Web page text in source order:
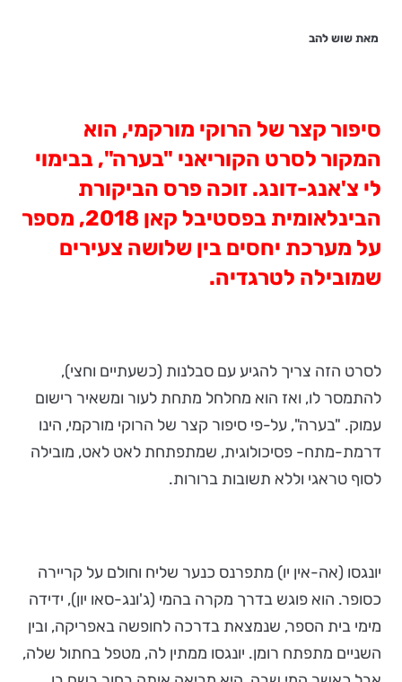
מאת שוש להב
סיפור קצר של הרוקי מורקמי, הוא
המקור לסרט הקוריאני "בערה", בבימוי
לי צ'אנג-דונג. זוכה פרס הביקורת
הבינלאומית בפסטיבל קאן 2018, מספר
על מערכת יחסים בין שלושה צעירים
שמובילה לטרגדיה.
לסרט הזה צריך להגיע עם סבלנות (כשעתיים וחצי),
להתמסר לו, ואז הוא מחלחל מתחת לעור ומשאיר רישום
עמוק. "בערה", על-פי סיפור קצר של הרוקי מורקמי, הינו
דרמת-מתח- פסיכולוגית, שמתפתחת לאט לאט, מובילה
לסוף טראגי וללא תשובות ברורות.
יונגסו (אה-אין יו) מתפרנס כנער שליח וחולם על קריירה
כסופר. הוא פוגש בדרך מקרה בהמי (ג'ונג-סאו יון), ידידה
מימי בית הספר, שנמצאת בדרכה לחופשה באפריקה, ובין
השניים מתפתח רומן. יונגסו ממתין לה, מטפל בחתול שלה,